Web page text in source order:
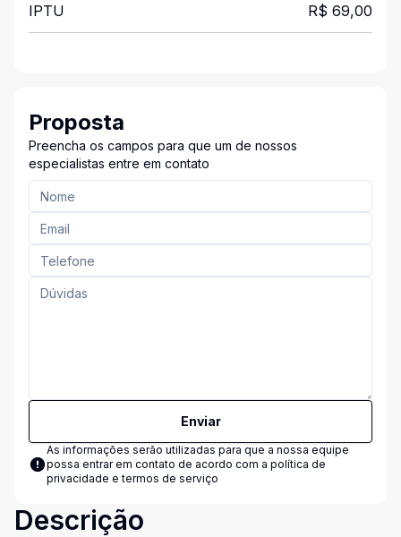
IPTU R$ 69,00
Proposta
Preencha os campos para que um de nossos
especialistas entre em contato
Enviar
As informações serão utilizadas para que a nossa equipe
possa entrar em contato de acordo com a política de
privacidade e termos de serviço
Descrição